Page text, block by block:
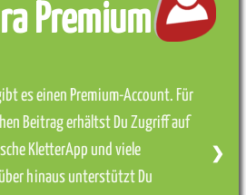
Premium
es einen Premium-Account. Für
Beitrag erhältst Du Zugriff auf
KletterApp und viele
hinaus unterstützt Du
❯